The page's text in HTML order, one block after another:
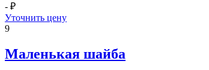
- ₽
Уточнить цену
9
Маленькая шайба